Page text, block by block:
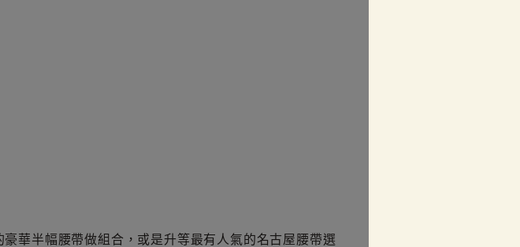
華半幅腰帶做組合，或是升等最有人氣的名古屋腰帶選